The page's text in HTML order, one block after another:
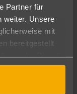
Partner für
weiter. Unsere
mit
bereitgestellt
in den
und